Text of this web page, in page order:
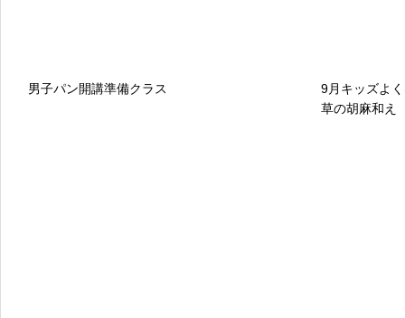
男子パン開講準備クラス
9月キッズよ
草の胡麻和え